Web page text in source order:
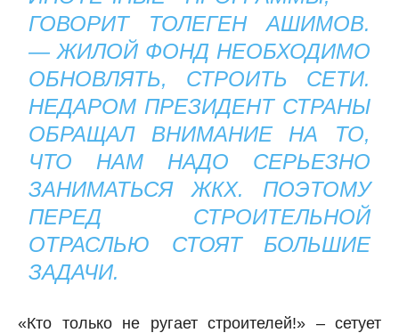
ГОВОРИТ ТОЛЕГЕН АШИМОВ.
— ЖИЛОЙ ФОНД НЕОБХОДИМО
ОБНОВЛЯТЬ, СТРОИТЬ СЕТИ.
НЕДАРОМ ПРЕЗИДЕНТ СТРАНЫ
ОБРАЩАЛ ВНИМАНИЕ НА ТО,
ЧТО НАМ НАДО СЕРЬЕЗНО
ЗАНИМАТЬСЯ ЖКХ. ПОЭТОМУ
ПЕРЕД СТРОИТЕЛЬНОЙ
ОТРАСЛЬЮ СТОЯТ БОЛЬШИЕ
ЗАДАЧИ.
«Кто только не ругает строителей!» – сетует